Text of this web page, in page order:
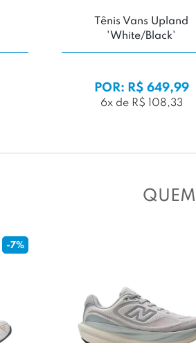
Tênis Vans Upland
'White/Black'
POR: R$ 649,99
6x de R$ 108,33
-7%